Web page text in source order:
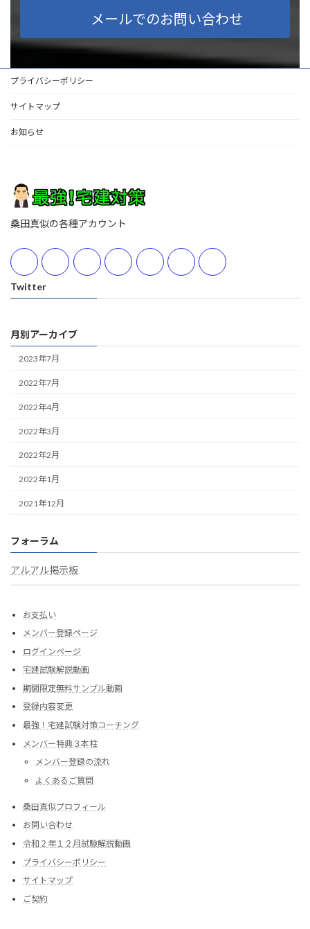
メールでのお問い合わせ
プライバシーポリシー
サイトマップ
お知らせ
桑田真似の各種アカウント
Twitter
月別アーカイブ
2023年7月
2022年7月
2022年4月
2022年3月
2022年2月
2022年1月
2021年12月
フォーラム
アルアル掲示板
お支払い
メンバー登録ページ
ログインページ
宅建試験解説動画
期間限定無料サンプル動画
登録内容変更
最強！宅建試験対策コーチング
メンバー特典３本柱
メンバー登録の流れ
よくあるご質問
桑田真似プロフィール
お問い合わせ
令和２年１２月試験解説動画
プライバシーポリシー
サイトマップ
ご契約